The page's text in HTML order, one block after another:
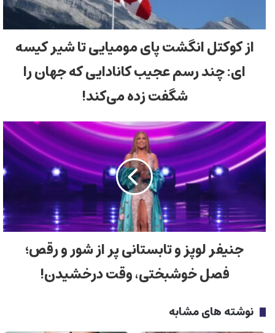
از کوکتل انگشت پای مومیایی تا شیر کیسه
ای: چند رسم عجیب کانادایی که جهان را
شگفت زده می‌کند!
جنیفر لوپز و تابستانی پر از شور و رقص؛
فصل خوشبختی، وقت درخشیدن!
نوشته های مشابه